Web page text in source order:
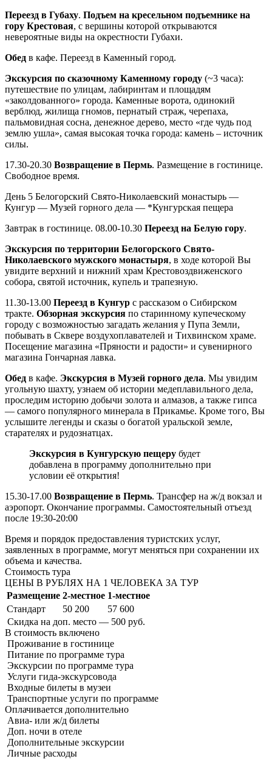
Переезд в Губаху. Подъем на кресельном подъемнике на
гору Крестовая, с вершины которой открываются
невероятные виды на окрестности Губахи.
Обед в кафе. Переезд в Каменный город.
Экскурсия по сказочному Каменному городу (~3 часа):
путешествие по улицам, лабиринтам и площадям
«заколдованного» города. Каменные ворота, одинокий
верблюд, жилища гномов, пернатый страж, черепаха,
пальмовидная сосна, денежное дерево, место «где чудь под
землю ушла», самая высокая точка города: камень – источник
силы.
17.30-20.30 Возвращение в Пермь. Размещение в гостинице.
Свободное время.
День 5 Белогорский Свято-Николаевский монастырь —
Кунгур — Музей горного дела — *Кунгурская пещера
Завтрак в гостинице. 08.00-10.30 Переезд на Белую гору.
Экскурсия по территории Белогорского Свято-
Николаевского мужского монастыря, в ходе которой Вы
увидите верхний и нижний храм Крестовоздвиженского
собора, святой источник, купель и трапезную.
11.30-13.00 Переезд в Кунгур с рассказом о Сибирском
тракте. Обзорная экскурсия по старинному купеческому
городу с возможностью загадать желания у Пупа Земли,
побывать в Сквере воздухоплавателей и Тихвинском храме.
Посещение магазина «Пряности и радости» и сувенирного
магазина Гончарная лавка.
Обед в кафе. Экскурсия в Музей горного дела. Мы увидим
угольную шахту, узнаем об истории медеплавильного дела,
проследим историю добычи золота и алмазов, а также гипса
— самого популярного минерала в Прикамье. Кроме того, Вы
услышите легенды и сказы о богатой уральской земле,
старателях и рудознатцах.
Экскурсия в Кунгурскую пещеру будет
добавлена в программу дополнительно при
условии её открытия!
15.30-17.00 Возвращение в Пермь. Трансфер на ж/д вокзал и
аэропорт. Окончание программы. Самостоятельный отъезд
после 19:30-20:00
Время и порядок предоставления туристских услуг,
заявленных в программе, могут меняться при сохранении их
объема и качества.
Стоимость тура
ЦЕНЫ В РУБЛЯХ НА 1 ЧЕЛОВЕКА ЗА ТУР
Размещение 2-местное 1-местное
Стандарт
50 200
57 600
Скидка на доп. место — 500 руб.
В стоимость включено
Проживание в гостинице
Питание по программе тура
Экскурсии по программе тура
Услуги гида-экскурсовода
Входные билеты в музеи
Транспортные услуги по программе
Оплачивается дополнительно
Авиа- или ж/д билеты
Доп. ночи в отеле
Дополнительные экскурсии
Личные расходы